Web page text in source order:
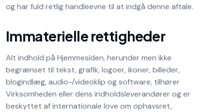
og har fuld retlig handleevne til at indgå denne aftale.
Immaterielle rettigheder
Alt indhold på Hjemmesiden, herunder men ikke
begrænset til tekst, grafik, logoer, ikoner, billeder,
blogindlæg, audio-/videoklip og software, tilhører
Virksomheden eller dens indholdsleverandører og er
beskyttet af internationale love om ophavsret,